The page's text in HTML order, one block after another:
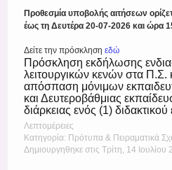
Προθεσμία υποβολής αιτήσεων
έως τη Δευτέρα 20-07-2026 και ώρα
Δείτε την πρόσκλησηεδώ
Πρόσκληση εκδήλωσης
λειτουργικών κενών στα Π.Σ.
απόσπαση μόνιμων
και Δευτεροβάθμιας
διάρκειας ενός (1)
Λεπτομέρειες
Κατηγορία: Πρότυπα & Πειραματικά
Δημιουργηθηκε στις Τρίτη, 14 Ιουλίου